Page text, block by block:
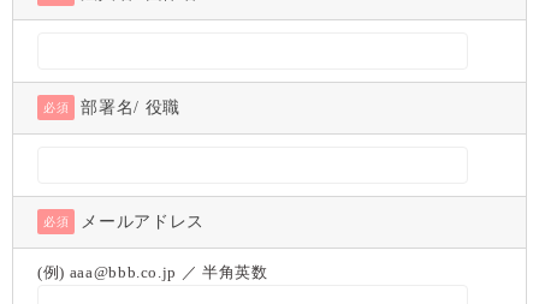
必須 部署名/ 役職
必須 メールアドレス
(例) aaa@bbb.co.jp ／ 半角英数